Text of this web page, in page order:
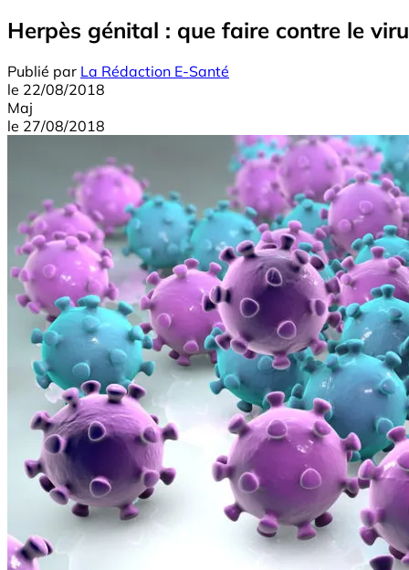
Herpès génital : que faire contre le
Publié par La Rédaction E-Santé
le 22/08/2018
Maj
le 27/08/2018